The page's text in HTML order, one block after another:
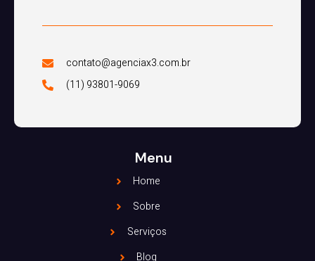
contato@agenciax3.com.br
(11) 93801-9069
Menu
Home
Sobre
Serviços
Blog